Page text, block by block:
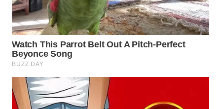
SUMEDANG
WN
CIANJUR
KEPULAUAN
SERIBU